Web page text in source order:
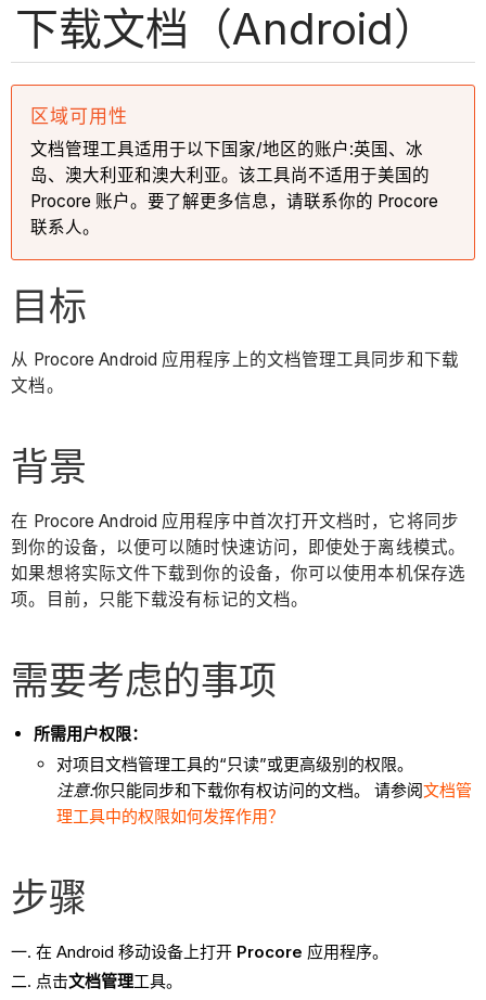
下载文档（Android）
区域可用性
文档管理工具适用于以下国家/地区的账户:英国、冰
岛、澳大利亚和澳大利亚。该工具尚不适用于美国的
Procore 账户。要了解更多信息，请联系你的 Procore
联系人。
目标
从 Procore Android 应用程序上的文档管理工具同步和下载
文档。
背景
在 Procore Android 应用程序中首次打开文档时，它将同步
到你的设备，以便可以随时快速访问，即使处于离线模式。
如果想将实际文件下载到你的设备，你可以使用本机保存选
项。目前，只能下载没有标记的文档。
需要考虑的事项
所需用户权限：
对项目文档管理工具的“只读”或更高级别的权限。
注意:你只能同步和下载你有权访问的文档。 请参阅文档管
理工具中的权限如何发挥作用？
步骤
在 Android 移动设备上打开 Procore 应用程序。
点击文档管理工具。